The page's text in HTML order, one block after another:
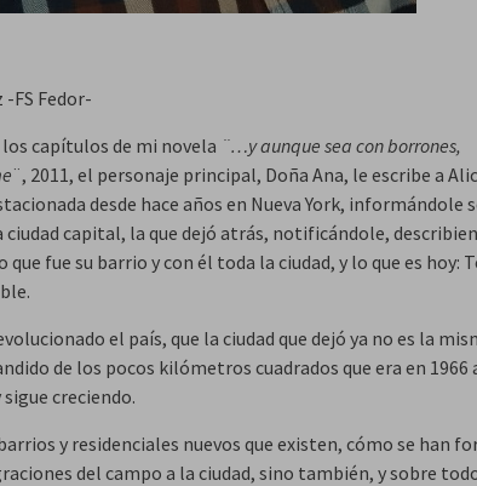
-FS Fedor-
los capítulos de mi novela ¨…y aunque sea con borrones,
¨, 2011, el personaje principal, Doña Ana, le escribe a
desde hace años en Nueva York, informándole
capital, la que dejó atrás, notificándole,
fue su barrio y con él toda la ciudad, y lo que es hoy:
el país, que la ciudad que dejó ya no es la
de los pocos kilómetros cuadrados que era en 1966
creciendo.
y residenciales nuevos que existen, cómo se han
del campo a la ciudad, sino también, y sobre